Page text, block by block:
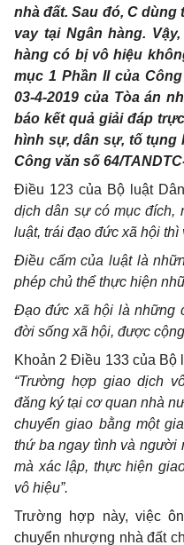
nhà đất. Sau đó, C dùng
vay tại Ngân hàng.
hàng có bị vô hiệu
mục 1 Phần II của
03-4-2019 của Tòa án
báo kết quả giải đáp
hình sự, dân sự, tố tụng
Công văn số 64/
Điều 123 của Bộ luật
dịch dân sự có mục đích,
luật, trái đạo đức xã hội thì
Điều cấm của luật là
phép chủ thể thực hiện
Đạo đức xã hội là những
đời sống xã hội, được
Khoản 2 Điều 133 của Bộ
“Trường hợp giao dịch
đăng ký tại cơ quan nhà
chuyển giao bằng một
thứ ba ngay tình và người
mà xác lập, thực hiện
vô hiệu”.
Trường hợp này, việc
chuyển nhượng nhà đất